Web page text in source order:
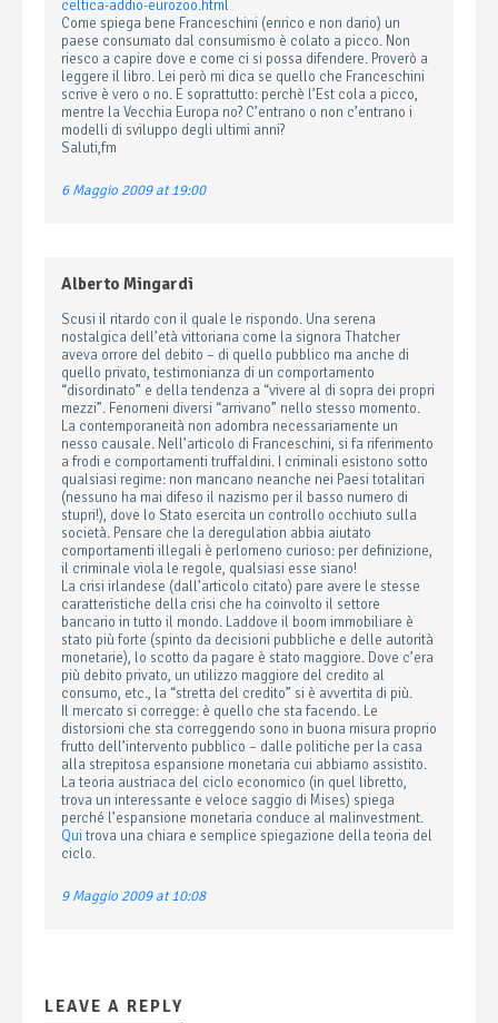
celtica-addio-eurozoo.html
Come spiega bene Franceschini (enrico e non dario) un
paese consumato dal consumismo è colato a picco. Non
riesco a capire dove e come ci si possa difendere. Proverò a
leggere il libro. Lei però mi dica se quello che Franceschini
scrive è vero o no. E soprattutto: perchè l’Est cola a picco,
mentre la Vecchia Europa no? C’entrano o non c’entrano i
modelli di sviluppo degli ultimi anni?
Saluti,fm
6 Maggio 2009 at 19:00
Alberto Mingardi
Scusi il ritardo con il quale le rispondo. Una serena
nostalgica dell’età vittoriana come la signora Thatcher
aveva orrore del debito – di quello pubblico ma anche di
quello privato, testimonianza di un comportamento
“disordinato” e della tendenza a “vivere al di sopra dei propri
mezzi”. Fenomeni diversi “arrivano” nello stesso momento.
La contemporaneità non adombra necessariamente un
nesso causale. Nell’articolo di Franceschini, si fa riferimento
a frodi e comportamenti truffaldini. I criminali esistono sotto
qualsiasi regime: non mancano neanche nei Paesi totalitari
(nessuno ha mai difeso il nazismo per il basso numero di
stupri!), dove lo Stato esercita un controllo occhiuto sulla
società. Pensare che la deregulation abbia aiutato
comportamenti illegali è perlomeno curioso: per definizione,
il criminale viola le regole, qualsiasi esse siano!
La crisi irlandese (dall’articolo citato) pare avere le stesse
caratteristiche della crisi che ha coinvolto il settore
bancario in tutto il mondo. Laddove il boom immobiliare è
stato più forte (spinto da decisioni pubbliche e delle autorità
monetarie), lo scotto da pagare è stato maggiore. Dove c’era
più debito privato, un utilizzo maggiore del credito al
consumo, etc., la “stretta del credito” si è avvertita di più.
Il mercato si corregge: è quello che sta facendo. Le
distorsioni che sta correggendo sono in buona misura proprio
frutto dell’intervento pubblico – dalle politiche per la casa
alla strepitosa espansione monetaria cui abbiamo assistito.
La teoria austriaca del ciclo economico (in quel libretto,
trova un interessante e veloce saggio di Mises) spiega
perché l’espansione monetaria conduce al malinvestment.
Qui trova una chiara e semplice spiegazione della teoria del
ciclo.
9 Maggio 2009 at 10:08
LEAVE A REPLY